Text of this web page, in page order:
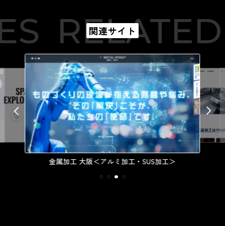
関連サイト
金属加工 大阪＜アルミ加工・SUS加工＞